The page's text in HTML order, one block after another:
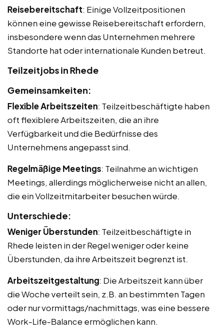
Reisebereitschaft: Einige Vollzeitpositionen
können eine gewisse Reisebereitschaft erfordern,
insbesondere wenn das Unternehmen mehrere
Standorte hat oder internationale Kunden betreut.
Teilzeitjobs in Rhede
Gemeinsamkeiten:
Flexible Arbeitszeiten: Teilzeitbeschäftigte haben
oft flexiblere Arbeitszeiten, die an ihre
Verfügbarkeit und die Bedürfnisse des
Unternehmens angepasst sind.
Regelmäßige Meetings: Teilnahme an wichtigen
Meetings, allerdings möglicherweise nicht an allen,
die ein Vollzeitmitarbeiter besuchen würde.
Unterschiede:
Weniger Überstunden: Teilzeitbeschäftigte in
Rhede leisten in der Regel weniger oder keine
Überstunden, da ihre Arbeitszeit begrenzt ist.
Arbeitszeitgestaltung: Die Arbeitszeit kann über
die Woche verteilt sein, z.B. an bestimmten Tagen
oder nur vormittags/nachmittags, was eine bessere
Work-Life-Balance ermöglichen kann.